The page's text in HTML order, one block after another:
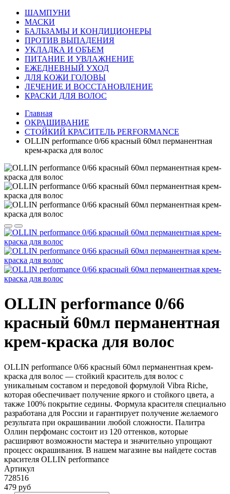
ШАМПУНИ
МАСКИ
БАЛЬЗАМЫ И КОНДИЦИОНЕРЫ
ПРОТИВ ВЫПАДЕНИЯ
УКЛАДКА И ОБЪЕМ
ПИТАНИЕ И УВЛАЖНЕНИЕ
ЕЖЕДНЕВНЫЙ УХОД
ДЛЯ КОЖИ ГОЛОВЫ
ЛЕЧЕНИЕ И ВОССТАНОВЛЕНИЕ
КРАСКИ ДЛЯ ВОЛОС
Главная
ОКРАШИВАНИЕ
СТОЙКИЙ КРАСИТЕЛЬ PERFORMANCE
OLLIN performance 0/66 красный 60мл перманентная
крем-краска для волос
OLLIN performance 0/66
красный 60мл перманентная
крем-краска для волос
OLLIN performance 0/66 красный 60мл перманентная крем-
краска для волос — стойкий краситель для волос с
уникальным составом и передовой формулой Vibra Riche,
которая обеспечивает получение яркого и стойкого цвета, а
также 100% покрытие седины. Формула красителя специально
разработана для России и гарантирует получение желаемого
результата при окрашивании любой сложности. Палитра
Оллин перфоманс состоит из 120 оттенков, которые
расширяют возможности мастера и значительно упрощают
процесс окрашивания. В нашем магазине вы найдете состав
красителя OLLIN performance
Артикул
728516
479 руб